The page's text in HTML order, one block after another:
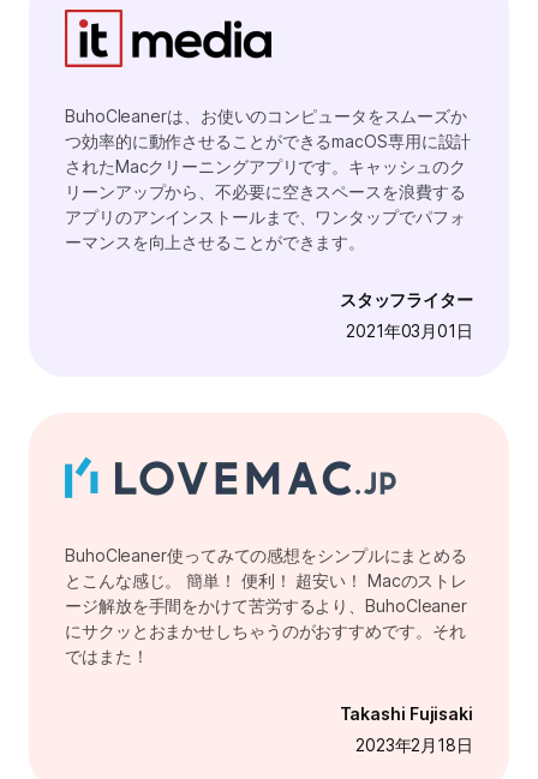
BuhoCleanerは、お使いのコンピュータをスムーズか
つ効率的に動作させることができるmacOS専用に設計
されたMacクリーニングアプリです。キャッシュのク
リーンアップから、不必要に空きスペースを浪費する
アプリのアンインストールまで、ワンタップでパフォ
ーマンスを向上させることができます。
スタッフライター
2021年03月01日
BuhoCleaner使ってみての感想をシンプルにまとめる
とこんな感じ。 簡単！ 便利！ 超安い！ Macのストレ
ージ解放を手間をかけて苦労するより、BuhoCleaner
にサクッとおまかせしちゃうのがおすすめです。それ
ではまた！
Takashi Fujisaki
2023年2月18日